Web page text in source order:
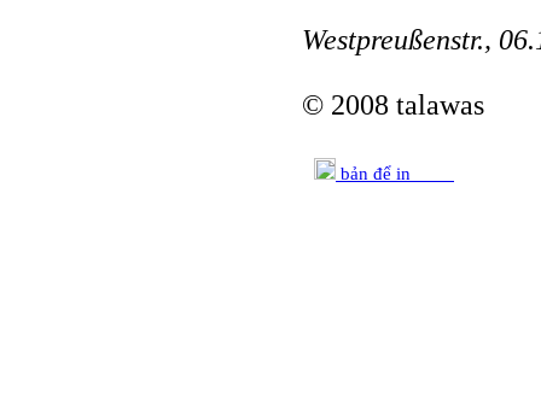
Westpreußenstr.,
© 2008 talawas
bản để in